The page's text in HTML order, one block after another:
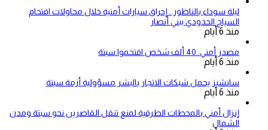
ليلة سوداء بالناظور.. إحراق سيارات أمنية خلال محاولات اقتحام
السياج الحدودي ببني أنصار
منذ 6 أيام
مصدر أمني: 40 ألف شخص اقتحموا سبتة
منذ 6 أيام
سانشيز يحمل شبكات الاتجار بالبشر مسؤولية أزمة سبتة
منذ 6 أيام
إنزال أمني بالمحطات الطرقية لمنع تنقل القاصرين نحو سبتة ومدن
الشمال